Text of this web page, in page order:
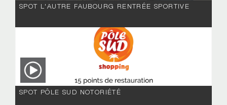
SPOT L'AUTRE FAUBOURG RENTRÉE SPORTIVE
SPOT PÔLE SUD NOTORIÉTÉ